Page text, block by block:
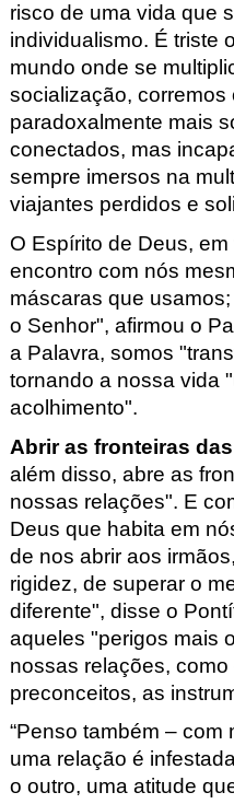
risco de uma vida que
individualismo. É triste
mundo onde se
socialização, corremos
paradoxalmente mais
conectados, mas
sempre imersos na
viajantes perdidos e
O Espírito de Deus,
encontro com nós
máscaras que
o Senhor", afirmou o
a Palavra, somos
tornando a nossa vida
acolhimento".
Abrir as fronteiras
além disso, abre as
nossas relações". E
Deus que habita em
de nos abrir aos
rigidez, de superar o
diferente", disse o
aqueles "perigos mais
nossas relações,
preconceitos, as
“Penso também – com
uma relação é
o outro, uma atitude